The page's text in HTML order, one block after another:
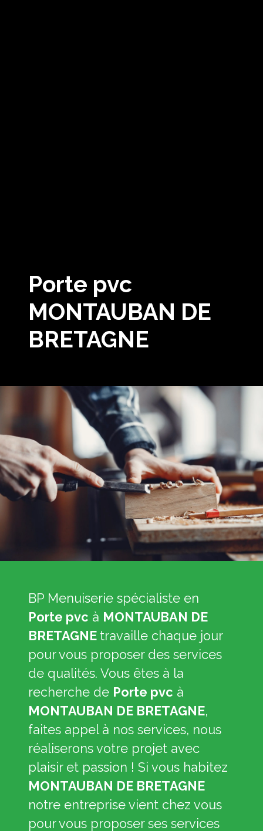
Porte pvc
MONTAUBAN DE
BRETAGNE
BP Menuiserie spécialiste en
Porte pvc à MONTAUBAN DE
BRETAGNE travaille chaque jour
pour vous proposer des services
de qualités. Vous êtes à la
recherche de Porte pvc à
MONTAUBAN DE BRETAGNE,
faites appel à nos services, nous
réaliserons votre projet avec
plaisir et passion ! Si vous habitez
MONTAUBAN DE BRETAGNE
notre entreprise vient chez vous
pour vous proposer ses services